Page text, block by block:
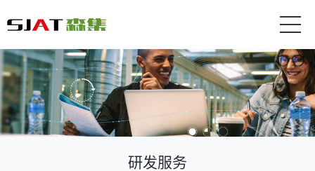
研发服务